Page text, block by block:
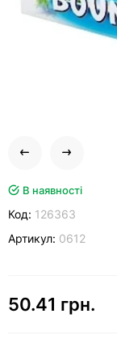
В наявності
Код: 126363
Артикул: 0612
50.41 грн.